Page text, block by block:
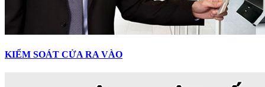
KIỂM SOÁT CỬA RA VÀO